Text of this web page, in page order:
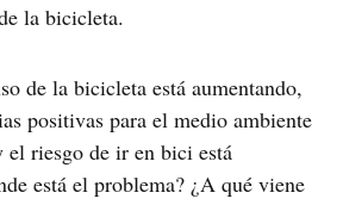
la bicicleta.
de la bicicleta está aumentando,
positivas para el medio ambiente
riesgo de ir en bici está
está el problema? ¿A qué viene